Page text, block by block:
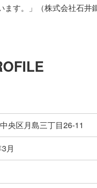
ます。」（株式会社
央区月島三丁目26-11
月